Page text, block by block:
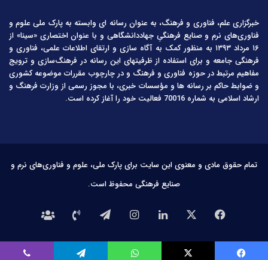
خبرگزاری علم، فناوری و فرهنگ، به عنوان رسانه ای وابسته به پارک ملی علوم و
فناوری‌های نرم و صنایع فرهنگیِ جهاددانشگاهی و با عنوان اختصاری «سینا» از
۱۶ مرداد ۱۳۹۳ به منظور کمک به آگاه سازی و ارتقای اطلاعات علمی، فناوری و
فرهنگی جامعه و برای استفاده از ظرفیتهای این رسانه در فرهنگ‌سازی و ترویج
مفاهیم مرتبط در حوزه فناوری و فرهنگ و در چارچوب مقررات موضوعه کشوری
و ضوابط حاکم بر رسانه ها و مؤسسات خبری، با مجوز رسمی از وزارت فرهنگ و
ارشاد اسلامی به شماره 70016 فعالیت خود را آغاز کرده است.
تمام حقوق مادی و معنوی این سایت برای پارک ملی، علوم و فناوری‌های نرم و
صنایع فرهنگی محفوظ است.
فیس
بوک
لینکدیناینستاگرامتلگرامتماس
با
درباره
ما